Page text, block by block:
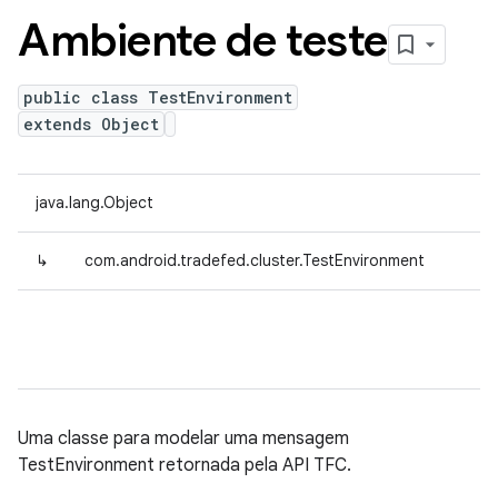
Ambiente de teste
public class TestEnvironment
extends Object
java.lang.Object
↳ com.android.tradefed.cluster.TestEnvironment
Uma classe para modelar uma mensagem
TestEnvironment retornada pela API TFC.